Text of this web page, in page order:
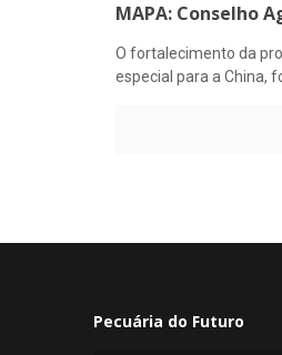
MAPA: Conselho
O fortalecimento da
especial para a China,
Pecuária do Futuro